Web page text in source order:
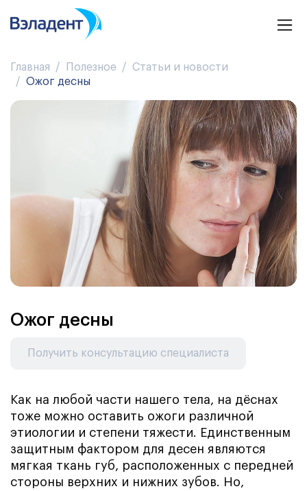
Главная Полезное
Статьи и новости
Ожог десны
Ожог десны
Получить консультацию специалиста
Как на любой части нашего тела, на дёснах
тоже можно оставить ожоги различной
этиологии и степени тяжести. Единственным
защитным фактором для десен являются
мягкая ткань губ, расположенных с передней
стороны верхних и нижних зубов. Но,